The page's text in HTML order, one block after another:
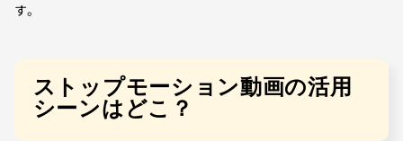
す。
ストップモーション動画の活用
シーンはどこ？